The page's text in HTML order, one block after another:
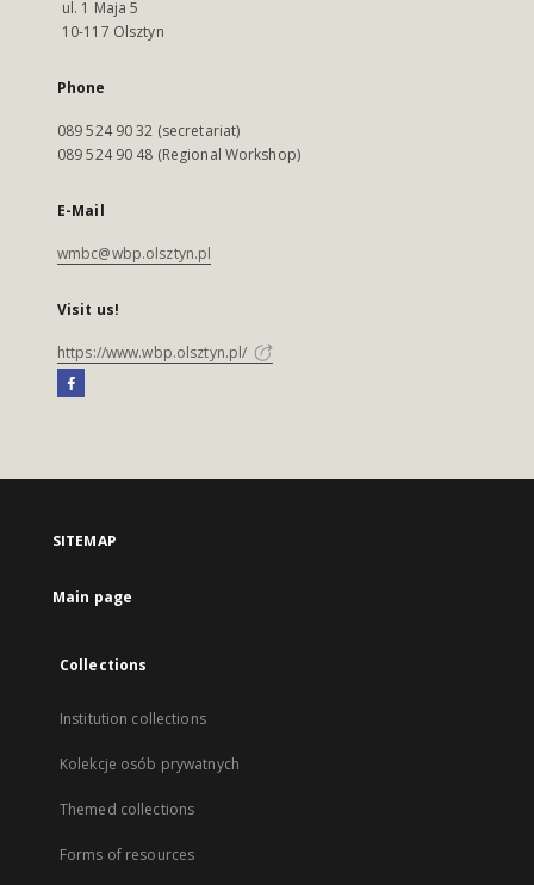
ul. 1 Maja 5
10-117 Olsztyn
Phone
089 524 90 32 (secretariat)
089 524 90 48 (Regional Workshop)
E-Mail
wmbc@wbp.olsztyn.pl
Visit us!
https://www.wbp.olsztyn.pl/
SITEMAP
Main page
Collections
Institution collections
Kolekcje osób prywatnych
Themed collections
Forms of resources